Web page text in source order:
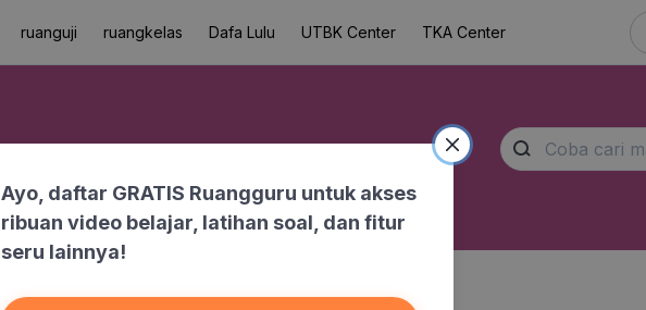
ruanguji ruangkelas Dafa Lulu UTBK Center TKA Center
Ayo, daftar GRATIS Ruangguru untuk akses
ribuan video belajar, latihan soal, dan fitur
seru lainnya!